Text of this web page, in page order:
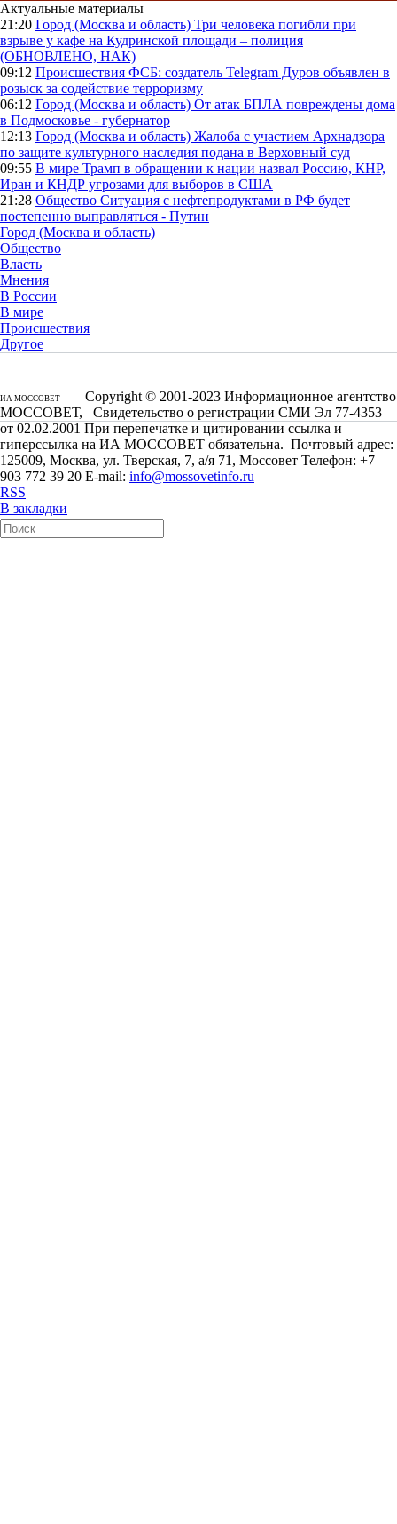
Актуальные материалы
21:20 Город (Москва и область) Три человека погибли при
взрыве у кафе на Кудринской площади – полиция
(ОБНОВЛЕНО, НАК)
09:12 Происшествия ФСБ: создатель Telegram Дуров объявлен в
розыск за содействие терроризму
06:12 Город (Москва и область) От атак БПЛА повреждены дома
в Подмосковье - губернатор
12:13 Город (Москва и область) Жалоба с участием Архнадзора
по защите культурного наследия подана в Верховный суд
09:55 В мире Трамп в обращении к нации назвал Россию, КНР,
Иран и КНДР угрозами для выборов в США
21:28 Общество Ситуация с нефтепродуктами в РФ будет
постепенно выправляться - Путин
Город (Москва и область)
Общество
Власть
Мнения
В России
В мире
Происшествия
Другое
ИА МОССОВЕТ
Copyright © 2001-2023 Информационное агентство
МОССОВЕТ, Свидетельство о регистрации СМИ Эл 77-4353
от 02.02.2001 При перепечатке и цитировании ссылка и
гиперссылка на ИА МОССОВЕТ обязательна. Почтовый адрес:
125009, Москва, ул. Тверская, 7, а/я 71, Моссовет Телефон: +7
903 772 39 20 E-mail: info@mossovetinfo.ru
RSS
В закладки